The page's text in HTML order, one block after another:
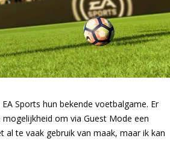
Sports hun bekende voetbalgame. Er
om via Guest Mode een
te vaak gebruik van maak, maar ik kan